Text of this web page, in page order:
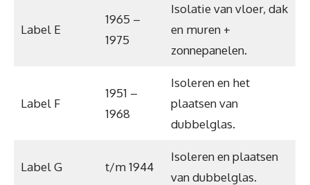
Label E
1965 –
1975
Isolatie van vloer, dak
en muren +
zonnepanelen.
Label F
1951 –
1968
Isoleren en het
plaatsen van
dubbelglas.
Label G t/m 1944
Isoleren en plaatsen
van dubbelglas.